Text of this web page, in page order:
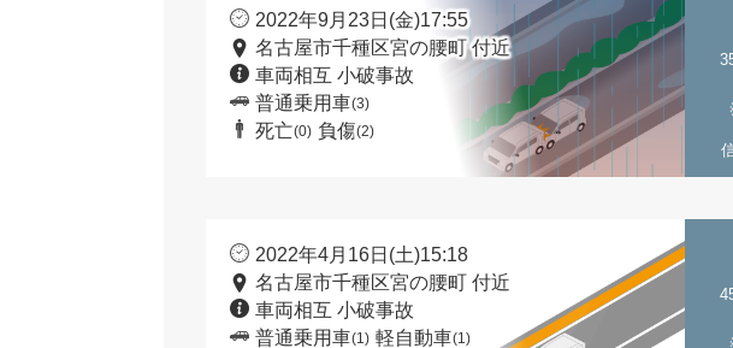
2022年9月23日(金)17:55
名古屋市千種区宮の腰町 付近
車両相互 小破事故
普通乗用車(3)
死亡(0) 負傷(2)
2022年4月16日(土)15:18
名古屋市千種区宮の腰町 付近
車両相互 小破事故
普通乗用車(1) 軽自動車(1)